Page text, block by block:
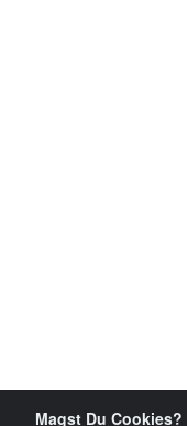
Magst Du Cookies?